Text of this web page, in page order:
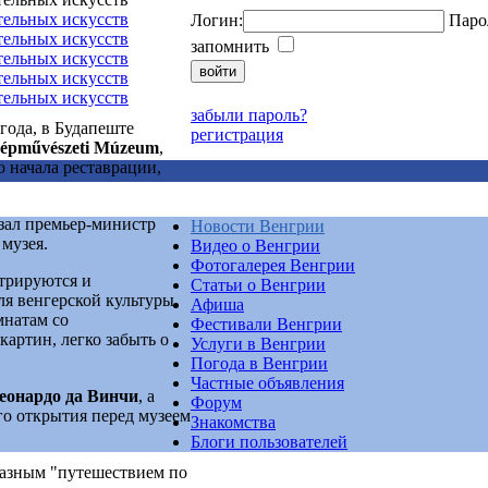
в Будапеште
Múzeum,
начала реставрации,
премьер-министр
и
венгерской культуры,
со
легко забыть о
да Винчи, а
открытия перед музеем
"путешествием по
Логин:
запомнить
забыли пароль?
регистрация
Новости Венгрии
Видео о Венгрии
Фотогалерея Венгрии
Статьи о Венгрии
Афиша
Фестивали Венгрии
Услуги в Венгрии
Погода в Венгрии
Частные объявления
Форум
Знакомства
Блоги пользователей